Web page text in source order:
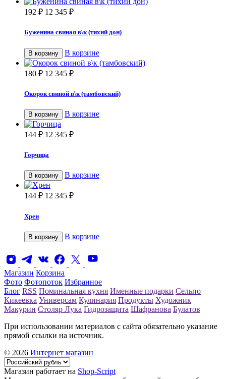
192 ₽ 12 345 ₽
Буженина свиная в\к (тихий дон)
В корзину В корзине
180 ₽ 12 345 ₽
Окорок свиной в\к (тамбовский)
В корзину В корзине
144 ₽ 12 345 ₽
Горчица
В корзину В корзине
144 ₽ 12 345 ₽
Хрен
В корзину В корзине
Магазин Корзина
Фото Фотопоток Избранное
Блог RSS Поминальная кухня Именные подарки Сельпо
Кикеевка Универсам Кулинария Продукты Художник
Макурин Столяр Лука Гидрозащита Шафранова Булатов
При использовании материалов с сайта обязательно указание
прямой ссылки на источник.
© 2026 Интернет магазин
Магазин работает на Shop-Script